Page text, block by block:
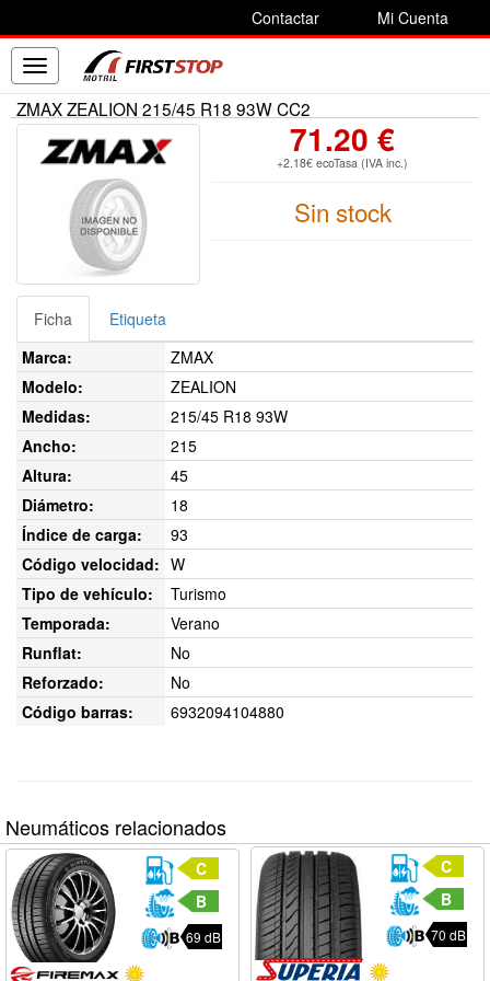
Contactar Mi Cuenta
Toggle
navigation
ZMAX ZEALION 215/45 R18 93W CC2
71.20 €
+2.18€ ecoTasa (IVA inc.)
Sin stock
Ficha
Etiqueta
Marca:
ZMAX
Modelo:
ZEALION
Medidas:
215/45 R18 93W
Ancho:
215
Altura:
45
Diámetro:
18
Índice de carga:
93
Código velocidad: W
Tipo de vehículo:
Turismo
Temporada:
Verano
Runflat:
No
Reforzado:
No
Código barras:
6932094104880
Neumáticos relacionados
C
B
69 dB
C
B
70 dB